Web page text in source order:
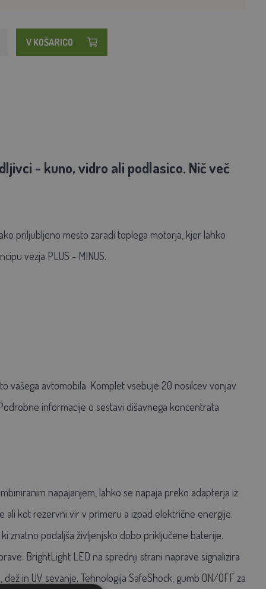
V KOŠARICO
- kuno, vidro ali podlasico. Nič več
priljubljeno mesto zaradi toplega motorja, kjer lahko
vezja PLUS - MINUS.
vašega avtomobila. Komplet vsebuje 20 nosilcev vonjav
informacije o sestavi dišavnega koncentrata
napajanjem, lahko se napaja preko adapterja iz
ali kot rezervni vir v primeru a izpad električne energije.
znatno podaljša življenjsko dobo priključene baterije.
BrightLight LED na sprednji strani naprave signalizira
in UV sevanje. Tehnologija SafeShock, gumb ON/OFF za